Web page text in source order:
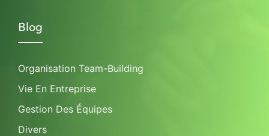
Blog
Organisation Team-Building
Vie En Entreprise
Gestion Des Équipes
Divers